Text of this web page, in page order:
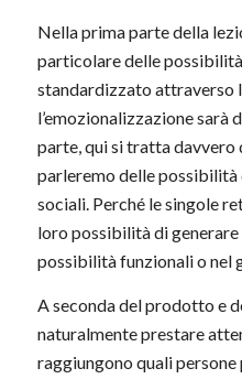
Nella prima parte della
particolare delle
standardizzato attraverso
l’emozionalizzazione sarà
parte, qui si tratta davvero
parleremo delle
sociali. Perché le singole
loro possibilità di generare
possibilità funzionali o nel
A seconda del prodotto e
naturalmente prestare
raggiungono quali